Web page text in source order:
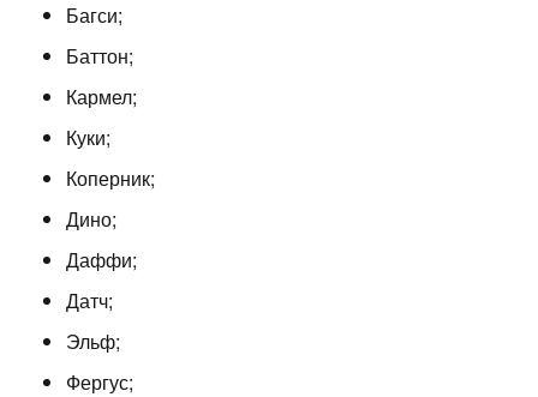
Багси;
Баттон;
Кармел;
Куки;
Коперник;
Дино;
Даффи;
Датч;
Эльф;
Фергус;